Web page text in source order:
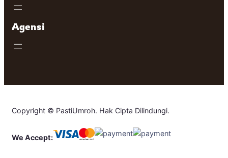
Agensi
Copyright © PastiUmroh. Hak Cipta Dilindungi.
We Accept: